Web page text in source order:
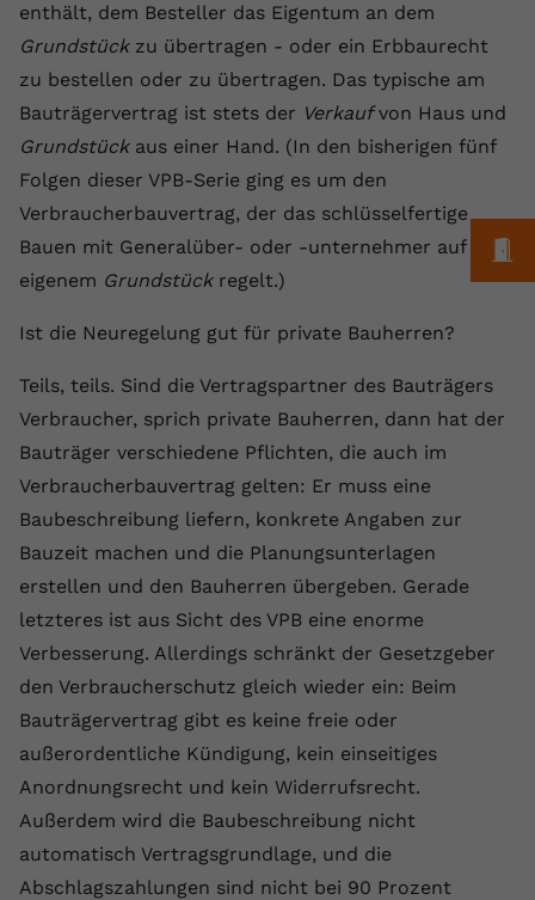
enthält, dem Besteller das Eigentum an dem
Grundstückzu übertragen - oder ein Erbbaurecht
zu bestellen oder zu übertragen. Das typische am
Bauträgervertrag ist stets der Verkaufvon Haus und
Grundstückaus einer Hand. (In den bisherigen fünf
Folgen dieser VPB-Serie ging es um den
Verbraucherbauvertrag, der das schlüsselfertige
Bauen mit Generalüber- oder -unternehmer auf
eigenem Grundstückregelt.)
Ist die Neuregelung gut für private Bauherren?
Teils, teils. Sind die Vertragspartner des Bauträgers
Verbraucher, sprich private Bauherren, dann hat der
Bauträger verschiedene Pflichten, die auch im
Verbraucherbauvertrag gelten: Er muss eine
Baubeschreibung liefern, konkrete Angaben zur
Bauzeit machen und die Planungsunterlagen
erstellen und den Bauherren übergeben. Gerade
letzteres ist aus Sicht des VPB eine enorme
Verbesserung. Allerdings schränkt der Gesetzgeber
den Verbraucherschutz gleich wieder ein: Beim
Bauträgervertrag gibt es keine freie oder
außerordentliche Kündigung, kein einseitiges
Anordnungsrecht und kein Widerrufsrecht.
Außerdem wird die Baubeschreibung nicht
automatisch Vertragsgrundlage, und die
Abschlagszahlungen sind nicht bei 90 Prozent
Name yt-remote-device-id
Anbieter Youtube.com
Laufzeit Session
Zweck
YouTube setzt diesen Cookie, um die
Videopräferenzen des Benutzers zu
Videos verwendet.
Anbieter youtube.com
Laufzeit
Dieser von YouTube gesetzte Cookie
registriert eine eindeutige ID, um
Videos von YouTube der Nutzer
gesehen hat.
yt.innertube::nextId
Anbieter Youtube.com
Dieser von YouTube gesetzte Cookie
registriert eine eindeutige ID, um